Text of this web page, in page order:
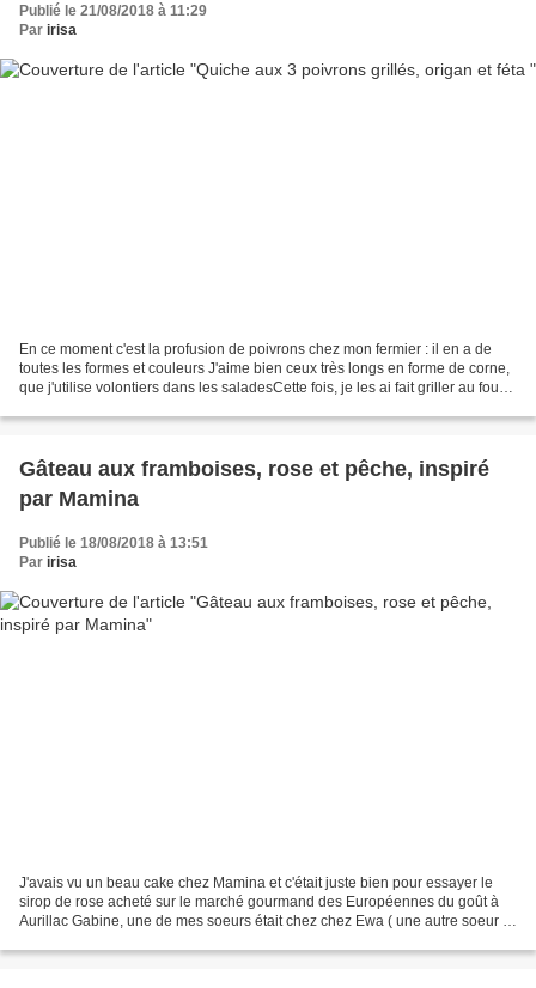
Publié le 21/08/2018 à 11:29
Par irisa
En ce moment c'est la profusion de poivrons chez mon fermier : il en a de
toutes les formes et couleurs J'aime bien ceux très longs en forme de corne,
que j'utilise volontiers dans les saladesCette fois, je les ai fait griller au four
Gâteau aux framboises, rose et pêche, inspiré
par Mamina
Publié le 18/08/2018 à 13:51
Par irisa
J'avais vu un beau cake chez Mamina et c'était juste bien pour essayer le
sirop de rose acheté sur le marché gourmand des Européennes du goût à
Aurillac Gabine, une de mes soeurs était chez chez Ewa ( une autre soeur )